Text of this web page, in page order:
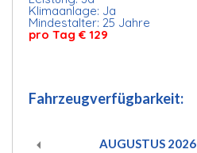
Klimaanlage: Ja
Mindestalter: 25 Jahre
pro Tag € 129
Fahrzeugverfügbarkeit:
AUGUSTUS 2026